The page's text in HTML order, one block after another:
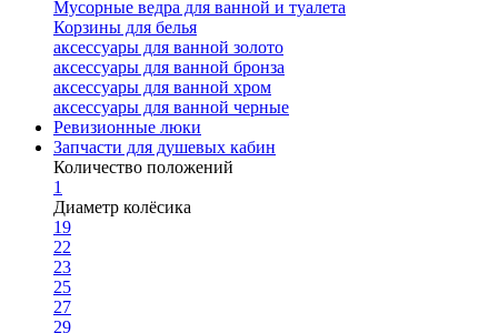
Мусорные ведра для ванной и туалета
Корзины для белья
аксессуары для ванной золото
аксессуары для ванной бронза
аксессуары для ванной хром
аксессуары для ванной черные
Ревизионные люки
Запчасти для душевых кабин
Количество положений
1
Диаметр колёсика
19
22
23
25
27
29